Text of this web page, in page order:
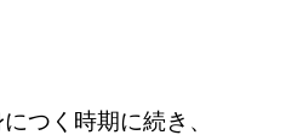
つく時期に続き、